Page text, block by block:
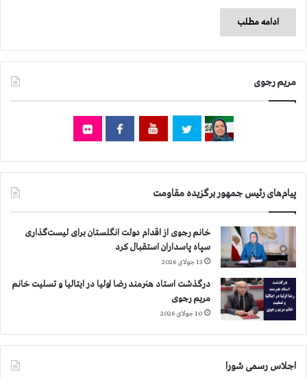
ادامه مطلب
مریم رجوی
پیام‌های رئیس جمهور برگزیده مقاومت
خانم رجوی از اقدام دولت انگلستان برای لیست‌گذاری
سپاه پاسداران استقبال کرد
13 جولای 2026
درگذشت استاد هنرمند رضا اولیا در ایتالیا و تسلیت خانم
مریم رجوی
10 جولای 2026
اجلاس رسمی شورا